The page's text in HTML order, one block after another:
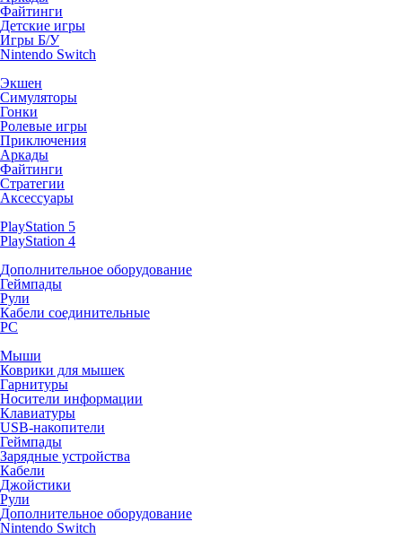
Файтинги
Детские игры
Игры Б/У
Nintendo Switch
Экшен
Симуляторы
Гонки
Ролевые игры
Приключения
Аркады
Файтинги
Стратегии
Аксессуары
PlayStation 5
PlayStation 4
Дополнительное оборудование
Геймпады
Рули
Кабели соединительные
PC
Мыши
Коврики для мышек
Гарнитуры
Носители информации
Клавиатуры
USB-накопители
Геймпады
Зарядные устройства
Кабели
Джойстики
Рули
Дополнительное оборудование
Nintendo Switch